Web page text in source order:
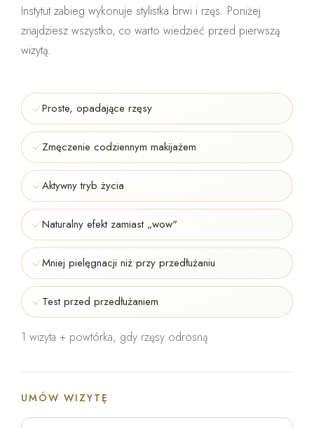
Instytut zabieg wykonuje stylistka brwi i rzęs. Poniżej
znajdziesz wszystko, co warto wiedzieć przed pierwszą
wizytą.
Proste, opadające rzęsy
Zmęczenie codziennym makijażem
Aktywny tryb życia
Naturalny efekt zamiast „wow"
Mniej pielęgnacji niż przy przedłużaniu
Test przed przedłużaniem
1 wizyta + powtórka, gdy rzęsy odrosną
UMÓW WIZYTĘ